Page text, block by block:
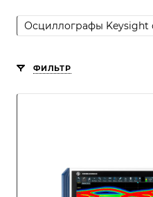
Осциллографы Keysight
ФИЛЬТР